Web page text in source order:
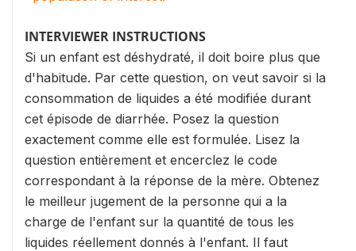
INTERVIEWER INSTRUCTIONS
Si un enfant est déshydraté, il doit boire plus que
d'habitude. Par cette question, on veut savoir si la
consommation de liquides a été modifiée durant
cet épisode de diarrhée. Posez la question
exactement comme elle est formulée. Lisez la
question entièrement et encerclez le code
correspondant à la réponse de la mère. Obtenez
le meilleur jugement de la personne qui a la
charge de l'enfant sur la quantité de tous les
liquides réellement donnés à l'enfant. Il faut